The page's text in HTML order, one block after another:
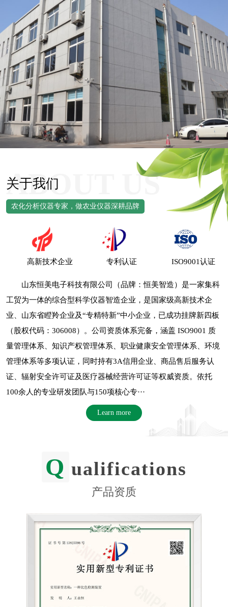
关于我们
ABOUT US
农化分析仪器专家，做农业仪器深耕品牌
高新技术企业 专利认证 ISO9001认证
山东恒美电子科技有限公司（品牌：恒美智造）是一家集科
工贸为一体的综合型科学仪器智造企业，是国家级高新技术企
业、山东省瞪羚企业及“专精特新”中小企业，已成功挂牌新四板
（股权代码：306008）。公司资质体系完备，涵盖 ISO9001 质
量管理体系、知识产权管理体系、职业健康安全管理体系、环境
管理体系等多项认证，同时持有3A信用企业、商品售后服务认
证、辐射安全许可证及医疗器械经营许可证等权威资质。依托
100余人的专业研发团队与150项核心专···
Learn more
Q ualifications
产品资质